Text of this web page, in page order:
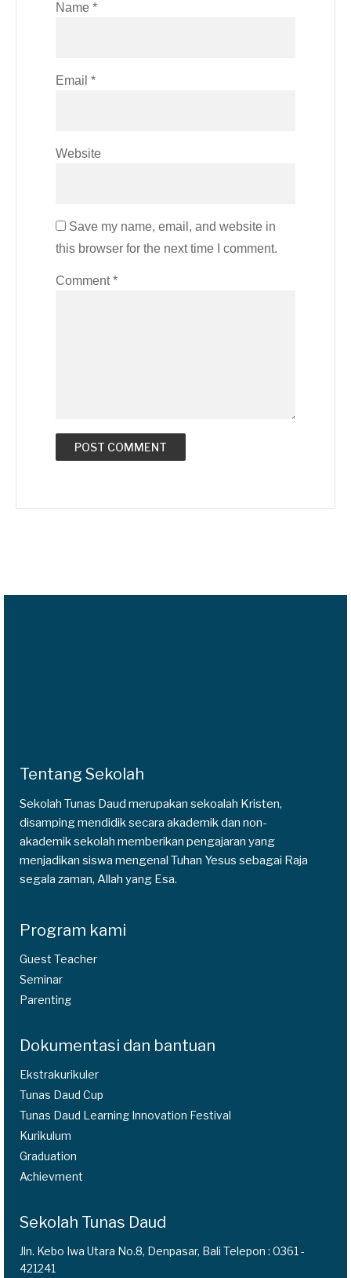
Name *
Email *
Website
Save my name, email, and website in
this browser for the next time I comment.
Comment*
Tentang Sekolah
Sekolah Tunas Daud merupakan sekoalah Kristen,
disamping mendidik secara akademik dan non-
akademik sekolah memberikan pengajaran yang
menjadikan siswa mengenal Tuhan Yesus sebagai Raja
segala zaman, Allah yang Esa.
Program kami
Guest Teacher
Seminar
Parenting
Dokumentasi dan bantuan
Ekstrakurikuler
Tunas Daud Cup
Tunas Daud Learning Innovation Festival
Kurikulum
Graduation
Achievment
Sekolah Tunas Daud
Jln. Kebo Iwa Utara No.8, Denpasar, Bali Telepon : 0361 -
421241